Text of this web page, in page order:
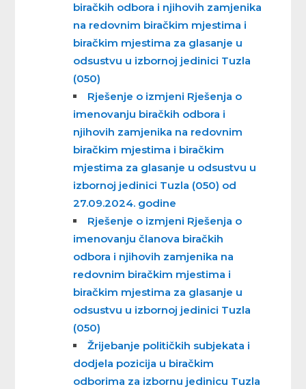
biračkih odbora i njihovih zamjenika
na redovnim biračkim mjestima i
biračkim mjestima za glasanje u
odsustvu u izbornoj jedinici Tuzla
(050)
Rješenje o izmjeni Rješenja o
imenovanju biračkih odbora i
njihovih zamjenika na redovnim
biračkim mjestima i biračkim
mjestima za glasanje u odsustvu u
izbornoj jedinici Tuzla (050) od
27.09.2024. godine
Rješenje o izmjeni Rješenja o
imenovanju članova biračkih
odbora i njihovih zamjenika na
redovnim biračkim mjestima i
biračkim mjestima za glasanje u
odsustvu u izbornoj jedinici Tuzla
(050)
Žrijebanje političkih subjekata i
dodjela pozicija u biračkim
odborima za izbornu jedinicu Tuzla